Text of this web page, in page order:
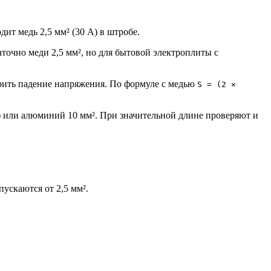
медь 2,5 мм² (30 А) в штробе.
меди 2,5 мм², но для бытовой электроплиты с
падение напряжения. По формуле с медью S = (2 ×
алюминий 10 мм². При значительной длине проверяют и
от 2,5 мм².